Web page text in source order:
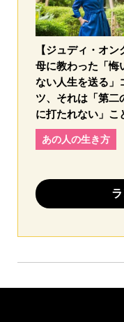
【ジュディ・オン
母に教わった「悔
ない人生を送る」
ツ、それは「第二
に打たれない」こ
あの人の生き方